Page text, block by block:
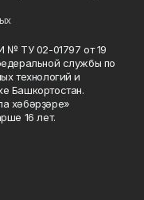
№ ТУ 02-01797 от 19
службы по
технологий и
Башкортостан.
хәбәрҙәре»
16 лет.